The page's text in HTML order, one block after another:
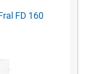
FD 160